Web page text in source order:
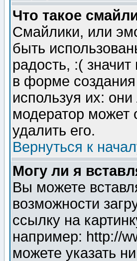
Что такое
Смайлики, или
быть
радость, :(
в форме
используя их:
модератор может
удалить его.
Вернуться к
Могу ли я
Вы можете
возможности
ссылку на
например: http://
можете указать